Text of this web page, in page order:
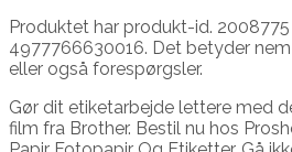
Produktet har produkt-id.
4977766630016. Det betyder
eller også forespørgsler.
Gør dit etiketarbejde lettere med
film fra Brother. Bestil nu hos